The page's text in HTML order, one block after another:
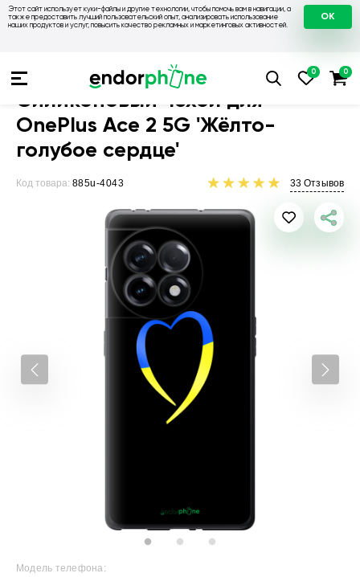
Этот сайт использует куки-файлы и другие технологии, чтобы помочь вам в навигации, а
также предоставить лучший пользовательский опыт, анализировать использование
наших продуктов и услуг, повысить качество рекламных и маркетинговых активностей.
OK
Чехлы на OnePlus Чехол для
Силиконовый чехол для
OnePlus Ace 2 5G 'Жёлто-
голубое сердце'
Код товара: 885u-4043 33 Отзывов
Модель телефона: